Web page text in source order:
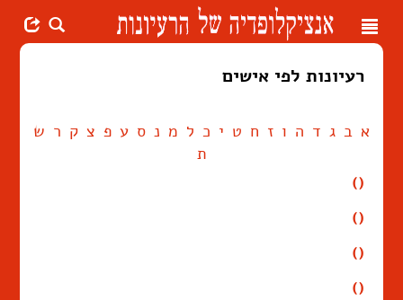
Toggle
רעיונות לפי אישים
א ב ג ד ה ו ז ח ט י כ ל מ נ ס ע פ צ ק ר ש
ת
()
()
()
()